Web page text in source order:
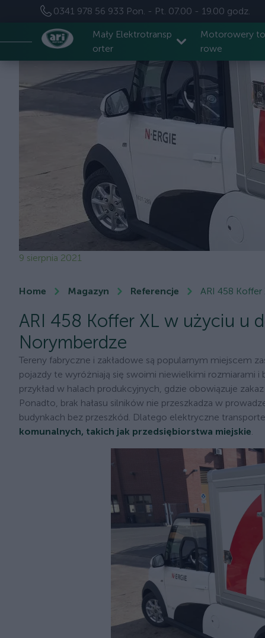
0341 978 56 933 Pon. - Pt. 07.00 - 19.00 godz.
Mały Elektrotransp
orter
Motorowery
rowe
9 sierpnia 2021
Home Magazyn Referencje ARI 458
ARI 458 Koffer XL w użyciu u
Norymberdze
Tereny fabryczne i zakładowe są popularnym miejscem
pojazdy te wyróżniają się swoimi niewielkimi rozmiarami
przykład w halach produkcyjnych, gdzie obowiązuje
Ponadto, brak hałasu silników nie przeszkadza w
budynkach bez przeszkód. Dlatego elektryczne
komunalnych, takich jak przedsiębiorstwa miejskie.